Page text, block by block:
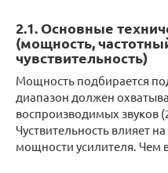
2.1. Основные
(мощность,
чувствительность)
Мощность подбирается
диапазон должен
воспроизводимых звуков
Чуствительность влияет
мощности усилителя. Чем